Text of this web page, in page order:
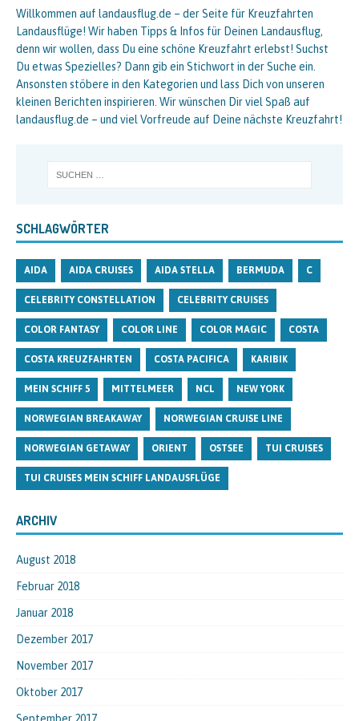
Willkommen auf landausflug.de – der Seite für Kreuzfahrten
Landausflüge! Wir haben Tipps & Infos für Deinen Landausflug,
denn wir wollen, dass Du eine schöne Kreuzfahrt erlebst! Suchst
Du etwas Spezielles? Dann gib ein Stichwort in der Suche ein.
Ansonsten stöbere in den Kategorien und lass Dich von unseren
kleinen Berichten inspirieren. Wir wünschen Dir viel Spaß auf
landausflug.de – und viel Vorfreude auf Deine nächste Kreuzfahrt!
SCHLAGWÖRTER
AIDA AIDA CRUISES AIDA STELLA BERMUDA C
CELEBRITY CONSTELLATION CELEBRITY CRUISES
COLOR FANTASY COLOR LINE COLOR MAGIC COSTA
COSTA KREUZFAHRTEN COSTA PACIFICA KARIBIK
MEIN SCHIFF 5 MITTELMEER NCL NEW YORK
NORWEGIAN BREAKAWAY NORWEGIAN CRUISE LINE
NORWEGIAN GETAWAY ORIENT OSTSEE TUI CRUISES
TUI CRUISES MEIN SCHIFF LANDAUSFLÜGE
ARCHIV
August 2018
Februar 2018
Januar 2018
Dezember 2017
November 2017
Oktober 2017